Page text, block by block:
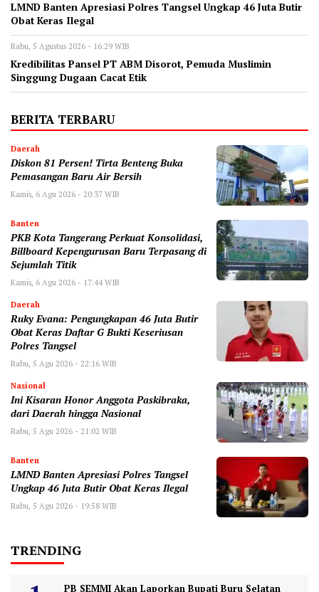
LMND Banten Apresiasi Polres Tangsel Ungkap 46 Juta Butir
Obat Keras Ilegal
Rabu, 5 Agustus 2026 - 16:29 WIB
‎Kredibilitas Pansel PT ABM Disorot, Pemuda Muslimin
Singgung Dugaan Cacat Etik
BERITA TERBARU
Daerah
Diskon 81 Persen! Tirta Benteng Buka
Pemasangan Baru Air Bersih
Kamis, 6 Agu 2026 - 20:37 WIB
Banten
‎PKB Kota Tangerang Perkuat Konsolidasi,
Billboard Kepengurusan Baru Terpasang di
Sejumlah Titik ‎
Kamis, 6 Agu 2026 - 17:44 WIB
Daerah
‎Ruky Evana: Pengungkapan 46 Juta Butir
Obat Keras Daftar G Bukti Keseriusan
Polres Tangsel
Rabu, 5 Agu 2026 - 22:16 WIB
Nasional
Ini Kisaran Honor Anggota Paskibraka,
dari Daerah hingga Nasional
Rabu, 5 Agu 2026 - 21:02 WIB
Banten
LMND Banten Apresiasi Polres Tangsel
Ungkap 46 Juta Butir Obat Keras Ilegal
Rabu, 5 Agu 2026 - 19:58 WIB
TRENDING
PB SEMMI Akan Laporkan Bupati Buru Selatan